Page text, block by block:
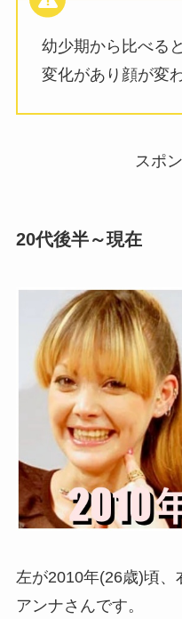
幼少期から比べる
変化があり顔が変
スポ
20代後半～現在
左が2010年(26歳)頃
アンナさんです。